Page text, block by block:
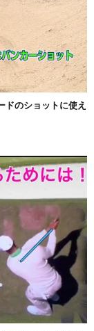
のショットに使え